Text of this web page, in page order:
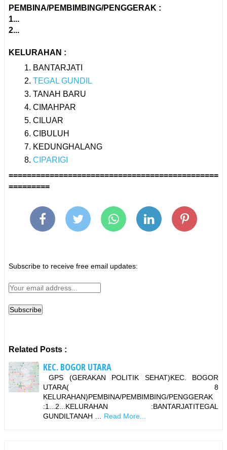
PEMBINA/PEMBIMBING/PENGGERAK :
1...
2...
KELURAHAN :
BANTARJATI
TEGAL GUNDIL
TANAH BARU
CIMAHPAR
CILUAR
CIBULUH
KEDUNGHALANG
CIPARIGI
==============================================
=========
Subscribe to receive free email updates:
Related Posts :
KEC. BOGOR UTARA
GPS (GERAKAN POLITIK SEHAT)KEC. BOGOR
UTARA( 8
KELURAHAN)PEMBINA/PEMBIMBING/PENGGERAK
:1...2...KELURAHAN :BANTARJATITEGAL
GUNDILTANAH …
Read More...